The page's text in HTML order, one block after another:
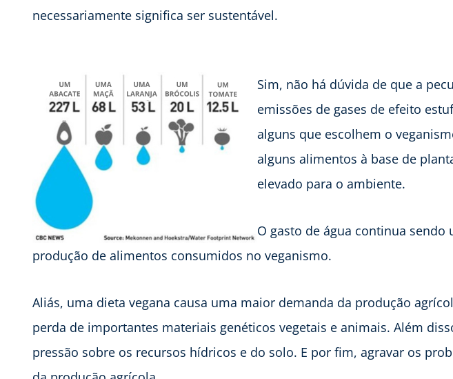
necessariamente significa ser sustentável.
Sim, não há dúvida de que a
emissões de gases de efeito
alguns que escolhem o
alguns alimentos à base de
elevado para o ambiente.
O gasto de água continua sendo
produção de alimentos consumidos no veganismo.
Aliás, uma dieta vegana causa uma maior demanda da produção
perda de importantes materiais genéticos vegetais e animais. Além
pressão sobre os recursos hídricos e do solo. E por fim, agravar os